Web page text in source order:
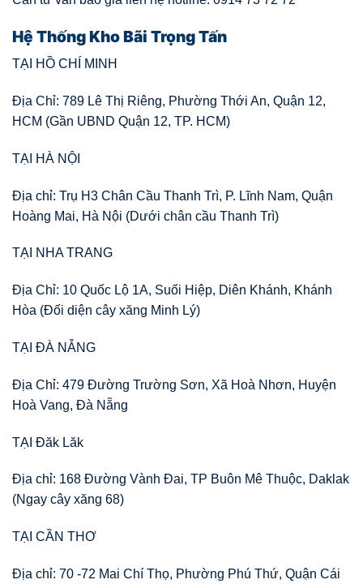
Hệ Thống Kho Bãi Trọng Tấn
TẠI HỒ CHÍ MINH
Địa Chỉ: 789 Lê Thị Riêng, Phường Thới An, Quận 12,
HCM (Gần UBND Quận 12, TP. HCM)
TẠI HÀ NỘI
Địa chỉ: Trụ H3 Chân Cầu Thanh Trì, P. Lĩnh Nam, Quận
Hoàng Mai, Hà Nội (Dưới chân cầu Thanh Trì)
TẠI NHA TRANG
Địa Chỉ: 10 Quốc Lộ 1A, Suối Hiệp, Diên Khánh, Khánh
Hòa (Đối diện cây xăng Minh Lý)
TẠI ĐÀ NẴNG
Địa Chỉ: 479 Đường Trường Sơn, Xã Hoà Nhơn, Huyện
Hoà Vang, Đà Nẵng
TẠI Đăk Lăk
Địa chỉ: 168 Đường Vành Đai, TP Buôn Mê Thuộc, Daklak
(Ngay cây xăng 68)
TẠI CẦN THƠ
Địa chỉ: 70 -72 Mai Chí Thọ, Phường Phú Thứ, Quận Cái